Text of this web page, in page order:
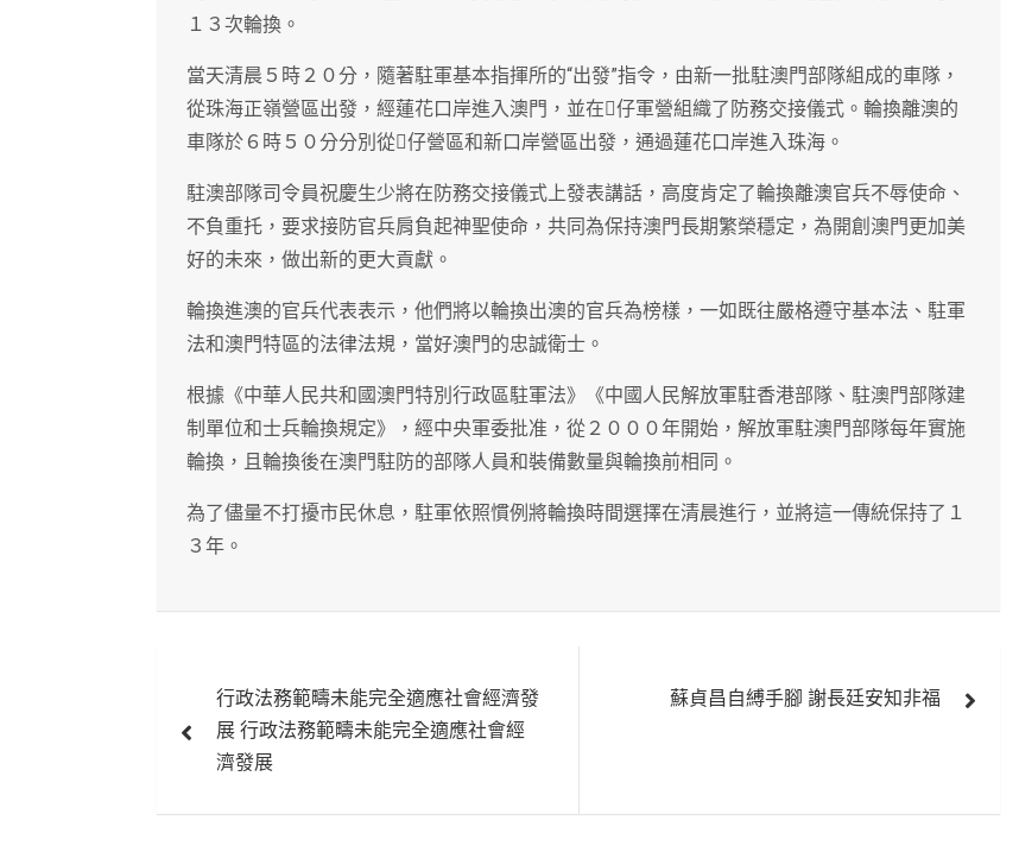
１３次輪換。
當天清晨５時２０分，隨著駐軍基本指揮所的“出發”指令，由新一批駐澳門部隊組成的車隊，
從珠海正嶺營區出發，經蓮花口岸進入澳門，並在仔軍營組織了防務交接儀式。輪換離澳的
車隊於６時５０分分別從仔營區和新口岸營區出發，通過蓮花口岸進入珠海。
駐澳部隊司令員祝慶生少將在防務交接儀式上發表講話，高度肯定了輪換離澳官兵不辱使命、
不負重托，要求接防官兵肩負起神聖使命，共同為保持澳門長期繁榮穩定，為開創澳門更加美
好的未來，做出新的更大貢獻。
輪換進澳的官兵代表表示，他們將以輪換出澳的官兵為榜樣，一如既往嚴格遵守基本法、駐軍
法和澳門特區的法律法規，當好澳門的忠誠衛士。
根據《中華人民共和國澳門特別行政區駐軍法》《中國人民解放軍駐香港部隊、駐澳門部隊建
制單位和士兵輪換規定》，經中央軍委批准，從２０００年開始，解放軍駐澳門部隊每年實施
輪換，且輪換後在澳門駐防的部隊人員和裝備數量與輪換前相同。
為了儘量不打擾市民休息，駐軍依照慣例將輪換時間選擇在清晨進行，並將這一傳統保持了１
３年。
章
覽
行政法務範疇未能完全適應社會經濟發
展 行政法務範疇未能完全適應社會經
濟發展
蘇貞昌自縛手腳 謝長廷安知非福